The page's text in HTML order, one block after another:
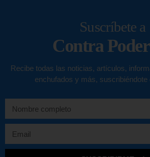
Suscríbete a
Contra
Recibe todas las noticias, artículos,
enchufados y más, suscribiéndote